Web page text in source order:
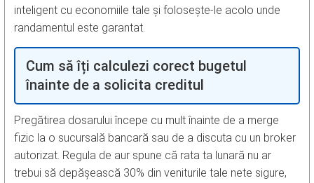
inteligent cu economiile tale și folosește-le acolo unde
randamentul este garantat.
Cum să îți calculezi corect bugetul
înainte de a solicita creditul
Pregătirea dosarului începe cu mult înainte de a merge
fizic la o sucursală bancară sau de a discuta cu un broker
autorizat. Regula de aur spune că rata ta lunară nu ar
trebui să depășească 30% din veniturile tale nete sigure,